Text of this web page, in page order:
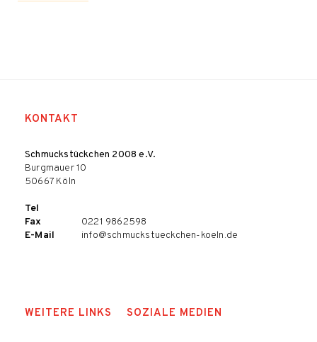
KONTAKT
Schmuckstückchen 2008 e.V.
Burgmauer 10
50667 Köln
Tel
Fax
0221 9862598
E-Mail
info@schmuckstueckchen-koeln.de
WEITERE LINKS SOZIALE MEDIEN